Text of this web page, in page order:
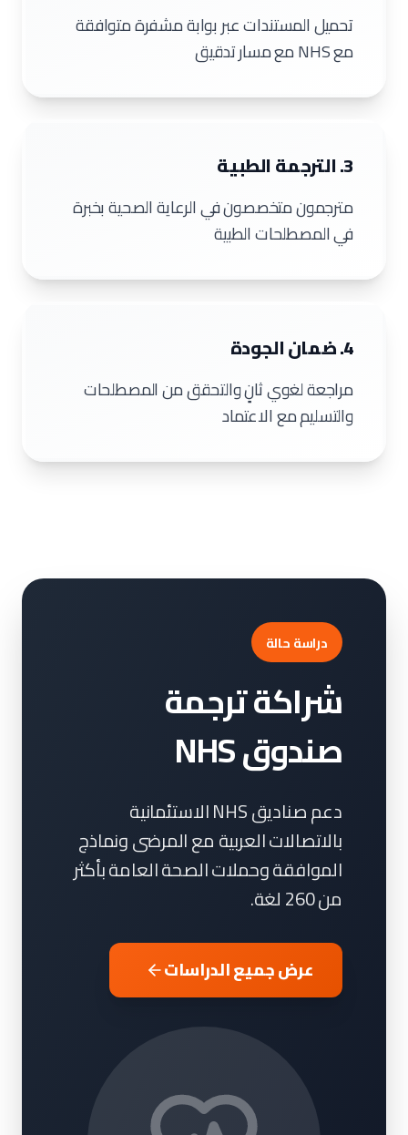
تحميل المستندات عبر بوابة مشفرة متوافقة
مع NHS مع مسار تدقيق
3. الترجمة الطبية
مترجمون متخصصون في الرعاية الصحية بخبرة
في المصطلحات الطبية
4. ضمان الجودة
مراجعة لغوي ثانٍ والتحقق من المصطلحات
والتسليم مع الاعتماد
دراسة حالة
شراكة ترجمة
صندوق NHS
دعم صناديق NHS الاستئمانية
بالاتصالات العربية مع المرضى ونماذج
الموافقة وحملات الصحة العامة بأكثر
من 260 لغة.
عرض جميع الدراسات